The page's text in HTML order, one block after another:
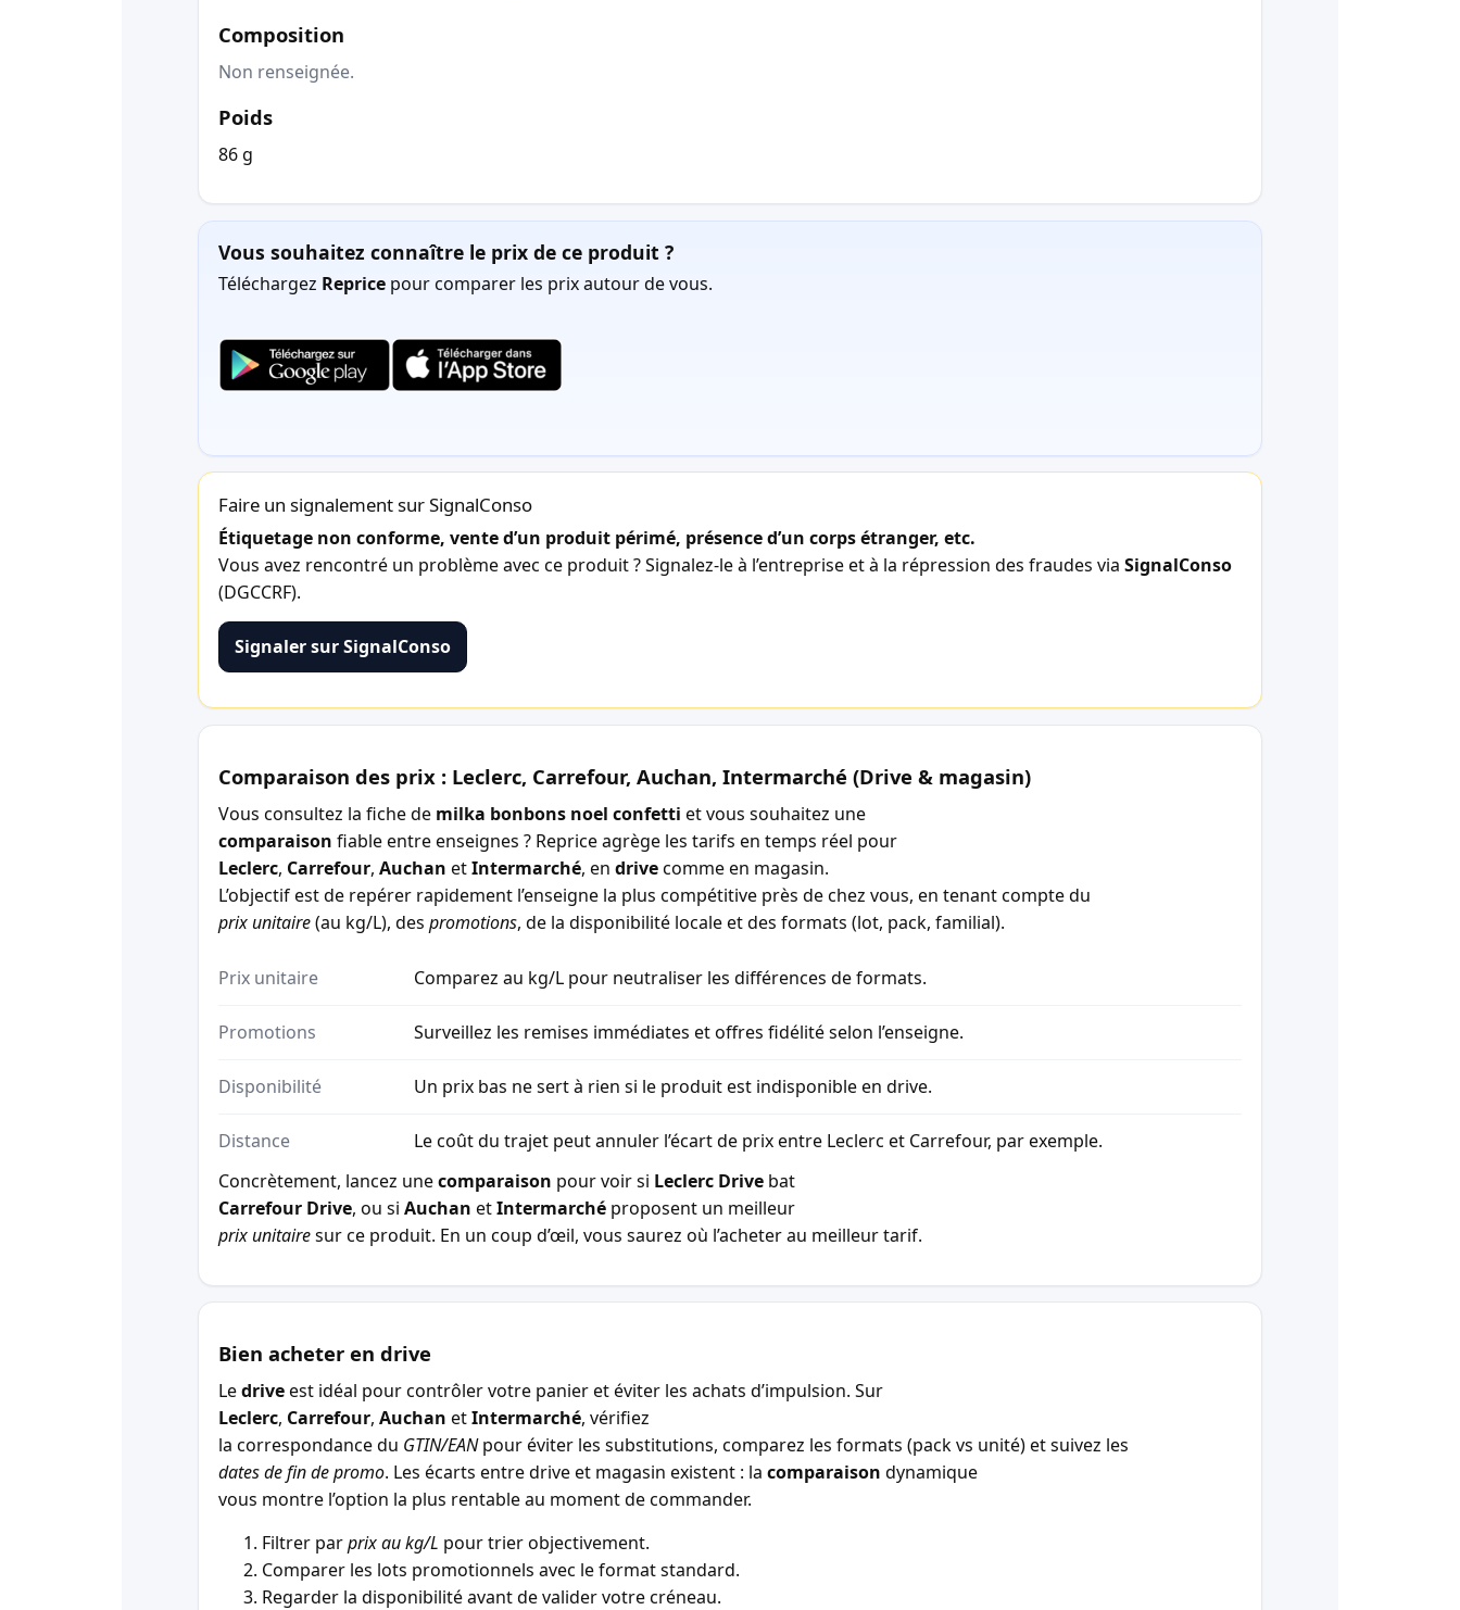
Composition
Non renseignée.
Poids
86 g
Vous souhaitez connaître le prix de ce produit ?
Téléchargez Reprice pour comparer les prix autour de vous.
Faire un signalement sur SignalConso
Étiquetage non conforme, vente d’un produit périmé, présence d’un corps étranger, etc.
Vous avez rencontré un problème avec ce produit ? Signalez-le à l’entreprise et à la répression des fraudes via SignalConso
(DGCCRF).
Signaler sur SignalConso
Comparaison des prix : Leclerc, Carrefour, Auchan, Intermarché (Drive & magasin)
Vous consultez la fiche de milka bonbons noel confetti et vous souhaitez une
comparaison fiable entre enseignes ? Reprice agrège les tarifs en temps réel pour
Leclerc, Carrefour, Auchan etIntermarché, en drivecomme en magasin.
L’objectif est de repérer rapidement l’enseigne la plus compétitive près de chez vous, en tenant compte du
prix unitaire(au kg/L), des promotions, de la disponibilité locale et des formats (lot, pack, familial).
Prix unitaire Comparez au kg/L pour neutraliser les différences de formats.
Promotions Surveillez les remises immédiates et offres fidélité selon l’enseigne.
Disponibilité Un prix bas ne sert à rien si le produit est indisponible en drive.
Distance
Le coût du trajet peut annuler l’écart de prix entre Leclerc et Carrefour, par exemple.
Concrètement, lancez unecomparaison pour voir si Leclerc Drive bat
Carrefour Drive, ou si Auchan etIntermarché proposent un meilleur
prix unitairesur ce produit. En un coup d’œil, vous saurez où l’acheter au meilleur tarif.
Bien acheter en drive
Ledriveest idéal pour contrôler votre panier et éviter les achats d’impulsion. Sur
Leclerc, Carrefour, Auchan etIntermarché, vérifiez
la correspondance du GTIN/EANpour éviter les substitutions, comparez les formats (pack vs unité) et suivez les
dates de fin de promo. Les écarts entre drive et magasin existent : la comparaison dynamique
vous montre l’option la plus rentable au moment de commander.
Filtrer parprix au kg/L pour trier objectivement.
Comparer les lots promotionnels avec le format standard.
Regarder la disponibilité avant de valider votre créneau.